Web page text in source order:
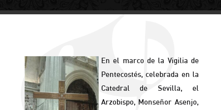
En el marco de la Vigilia de
Pentecostés, celebrada en la
Catedral de Sevilla, el
Arzobispo, Monseñor Asenjo,